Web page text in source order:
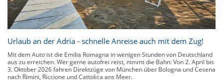
Urlaub an der Adria - schnelle Anreise auch mit dem Zug!
Mit dem Auto ist die Emilia Romagna in wenigen Stunden von Deutschland
aus zu erreichen. Wer gerne autofrei reist, nimmt die Bahn: Von 2. April bis
3. Oktober 2026 fahren Direktzüge von München über Bologna und Cesena
nach Rimini, Riccione und Cattolica ans Meer.